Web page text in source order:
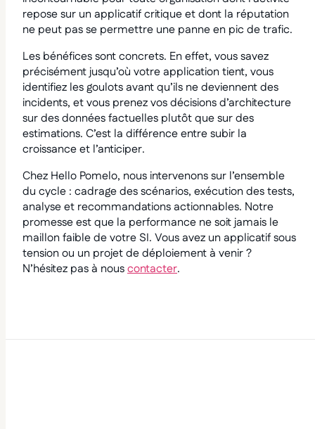
repose sur un applicatif critique et dont la réputation
ne peut pas se permettre une panne en pic de trafic.
Les bénéfices sont concrets. En effet, vous savez
précisément jusqu’où votre application tient, vous
identifiez les goulots avant qu’ils ne deviennent des
incidents, et vous prenez vos décisions d’architecture
sur des données factuelles plutôt que sur des
estimations. C’est la différence entre subir la
croissance et l’anticiper.
Chez Hello Pomelo, nous intervenons sur l’ensemble
du cycle : cadrage des scénarios, exécution des tests,
analyse et recommandations actionnables. Notre
promesse est que la performance ne soit jamais le
maillon faible de votre SI. Vous avez un applicatif sous
tension ou un projet de déploiement à venir ?
N’hésitez pas à nouscontacter.